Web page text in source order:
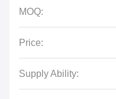
MOQ:
Price:
Supply Ability: